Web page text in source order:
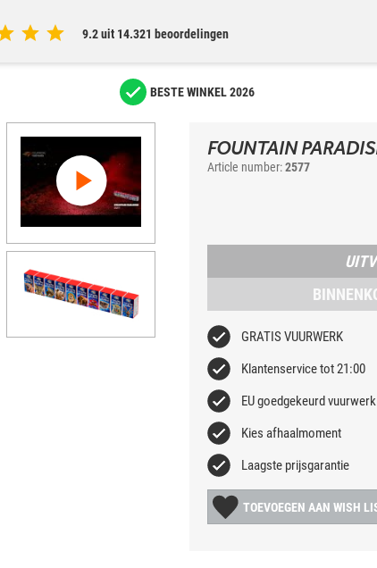
9.2 uit 14.321 beoordelingen
BESTE WINKEL 2026
FOUNTAIN
Article number:2577
GRATIS VUURWERK
Klantenservice tot 21:00
EU goedgekeurd vuurwerk
Kies afhaalmoment
Laagste prijsgarantie
TOEVOEGEN AAN WISH